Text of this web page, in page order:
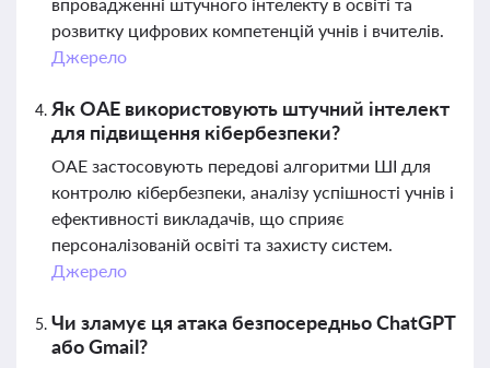
розвитку цифрових компетенцій учнів і вчителів.
Джерело
Як ОАЕ використовують штучний інтелект
для підвищення кібербезпеки?
ОАЕ застосовують передові алгоритми ШІ для
контролю кібербезпеки, аналізу успішності учнів і
ефективності викладачів, що сприяє
персоналізованій освіті та захисту систем.
Джерело
Чи зламує ця атака безпосередньо ChatGPT
або Gmail?